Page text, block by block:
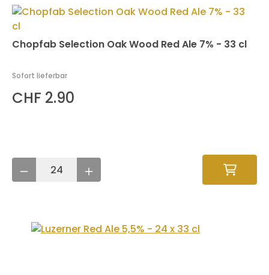
Chopfab Selection Oak Wood Red Ale 7% - 33 cl
Sofort lieferbar
CHF 2.90